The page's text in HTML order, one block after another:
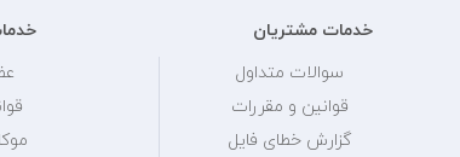
خدمات مشتریان
سوالات متداول
قوانین و مقررات
گزارش خطای فایل